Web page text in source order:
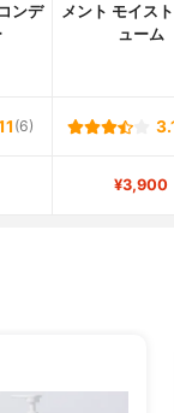
ンデ
メント モイス
ューム
(6)
¥3,900